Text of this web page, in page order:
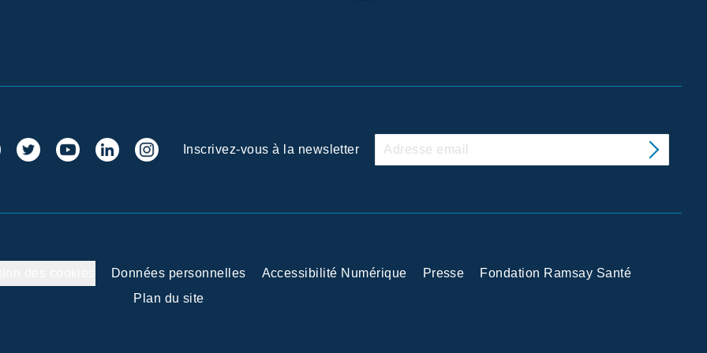
Inscrivez-vous à la newsletter
Données personnelles Accessibilité Numérique Presse
Fondation Ramsay Santé
Plan du site
de confidentialité, en garantissant la conformité avec les réglementations. Personnalisez vos préférences